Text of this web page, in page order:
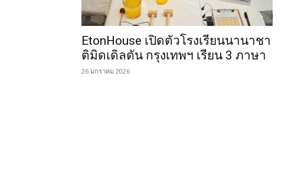
EtonHouse เปิดตัวโรงเรียนนานาชา
ติมิดเดิลตัน กรุงเทพฯ เรียน 3 ภาษา
26 มกราคม 2026